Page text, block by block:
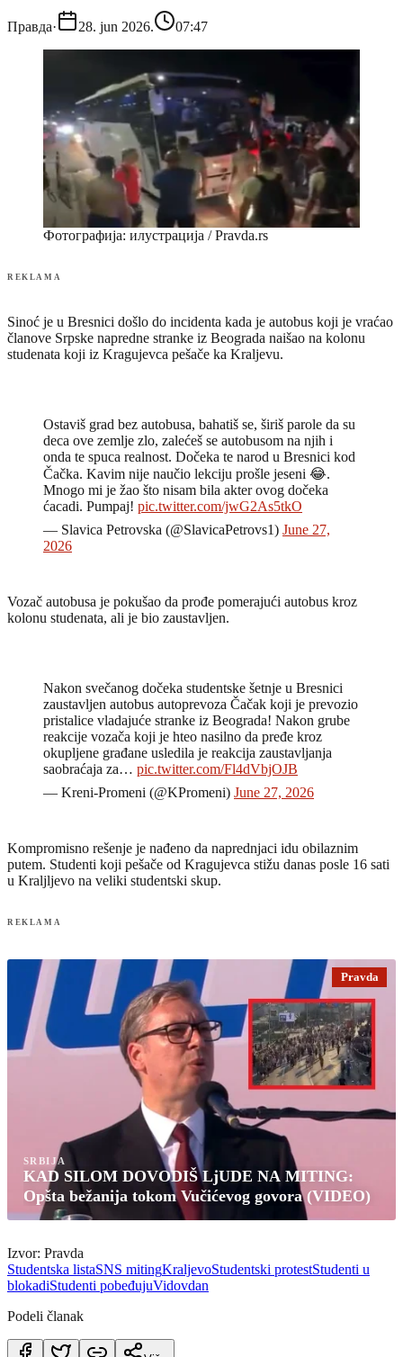
Правда· 28. jun 2026. 07:47
Фотографија: илустрација / Pravda.rs
REKLAMA
Sinoć je u Bresnici došlo do incidenta kada je autobus koji je vraćao
članove Srpske napredne stranke iz Beograda naišao na kolonu
studenata koji iz Kragujevca pešače ka Kraljevu.
Ostaviš grad bez autobusa, bahatiš se, širiš parole da su
deca ove zemlje zlo, zalećeš se autobusom na njih i
onda te spuca realnost. Dočeka te narod u Bresnici kod
Čačka. Kavim nije naučio lekciju prošle jeseni 😂.
Mnogo mi je žao što nisam bila akter ovog dočeka
ćacadi. Pumpaj! pic.twitter.com/jwG2As5tkO
— Slavica Petrovska (@SlavicaPetrovs1) June 27,
2026
Vozač autobusa je pokušao da prođe pomerajući autobus kroz
kolonu studenata, ali je bio zaustavljen.
Nakon svečanog dočeka studentske šetnje u Bresnici
zaustavljen autobus autoprevoza Čačak koji je prevozio
pristalice vladajuće stranke iz Beograda! Nakon grube
reakcije vozača koji je hteo nasilno da pređe kroz
okupljene građane usledila je reakcija zaustavljanja
saobraćaja za… pic.twitter.com/Fl4dVbjOJB
— Kreni-Promeni (@KPromeni) June 27, 2026
Kompromisno rešenje je nađeno da naprednjaci idu obilaznim
putem. Studenti koji pešače od Kragujevca stižu danas posle 16 sati
u Kraljljevo na veliki studentski skup.
REKLAMA
Pravda
SRBIJA
KAD SILOM DOVODIŠ LjUDE NA MITING:
Opšta bežanija tokom Vučićevog govora (VIDEO)
Izvor: Pravda
Studentska listaSNS mitingKraljevoStudentski protestStudenti u
blokadiStudenti pobeđujuVidovdan
Podeli članak